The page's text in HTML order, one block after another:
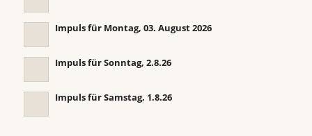
Impuls für Montag, 03. August 2026
Impuls für Sonntag, 2.8.26
Impuls für Samstag, 1.8.26